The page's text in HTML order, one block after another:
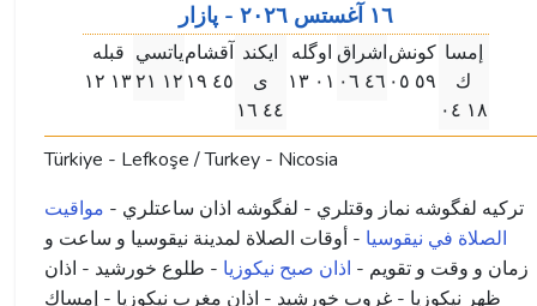
۱٦ آغستس ۲۰۲٦ - پازار
إمسا
ك
۱٨ ۰٤
كونش
٥٩ ۰٥
اشراق
٤٦ ۰٦
اوگله
۰۱ ۱۳
ايكند
ى
٤٤ ۱٦
آقشام
٤٥ ۱٩
ياتسي
۱۲ ۲۱
قبله
۱۳ ۱۲
Türkiye - Lefkoşe / Turkey - Nicosia
ترکیه لفگوشه نماز وقتلري - لفگوشه اذان ساعتلري - مواقيت
الصلاة في نيقوسيا - أوقات الصلاة لمدينة نيقوسيا و ساعت و
زمان و وقت و تقویم - اذان صبح نیکوزیا - طلوع خورشید - اذان
ظهر نیکوزیا - غروب خورشید - اذان مغرب نیکوزیا - إمساك